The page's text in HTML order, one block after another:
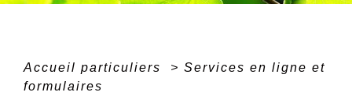
Accueil particuliers > Services en ligne et
formulaires